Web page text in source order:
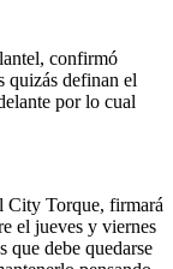
confirmó
quizás definan el
por lo cual
City Torque, firmará
el jueves y viernes
que debe quedarse